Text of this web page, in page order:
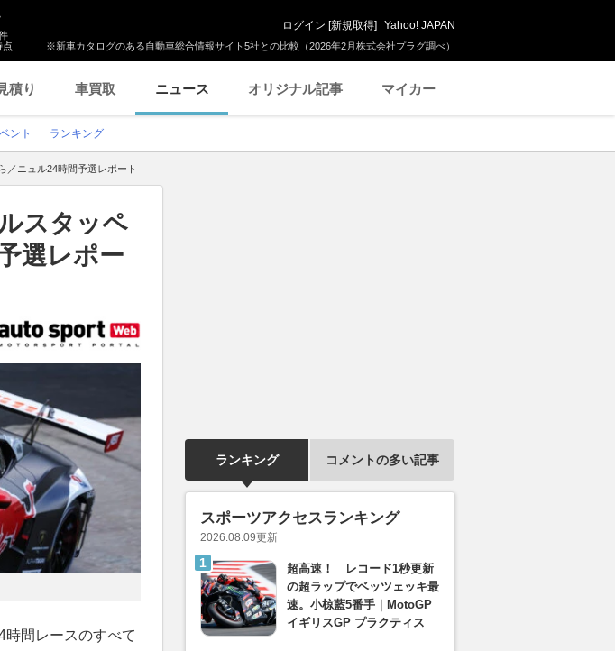
※新車カタログのある自動車総合情報サイト5社との比較（2026年2月株式会社プラグ調べ）
点
ログイン [新規取得] Yahoo! JAPAN
積り 車買取 ニュース オリジナル記事 マイカー
ント ランキング
／ニュル24時間予選レポート
スタッペ
選レポー
間レースのすべて
ランキング コメントの多い記事
スポーツアクセスランキング
2026.08.09更新
超高速！ レコード1秒更新
の超ラップでベッツェッキ最
速。小椋藍5番手｜MotoGP
イギリスGP プラクティス